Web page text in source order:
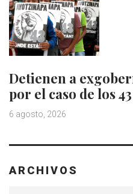
Detienen a
por el caso de los
6 agosto, 2026
ARCHIVOS